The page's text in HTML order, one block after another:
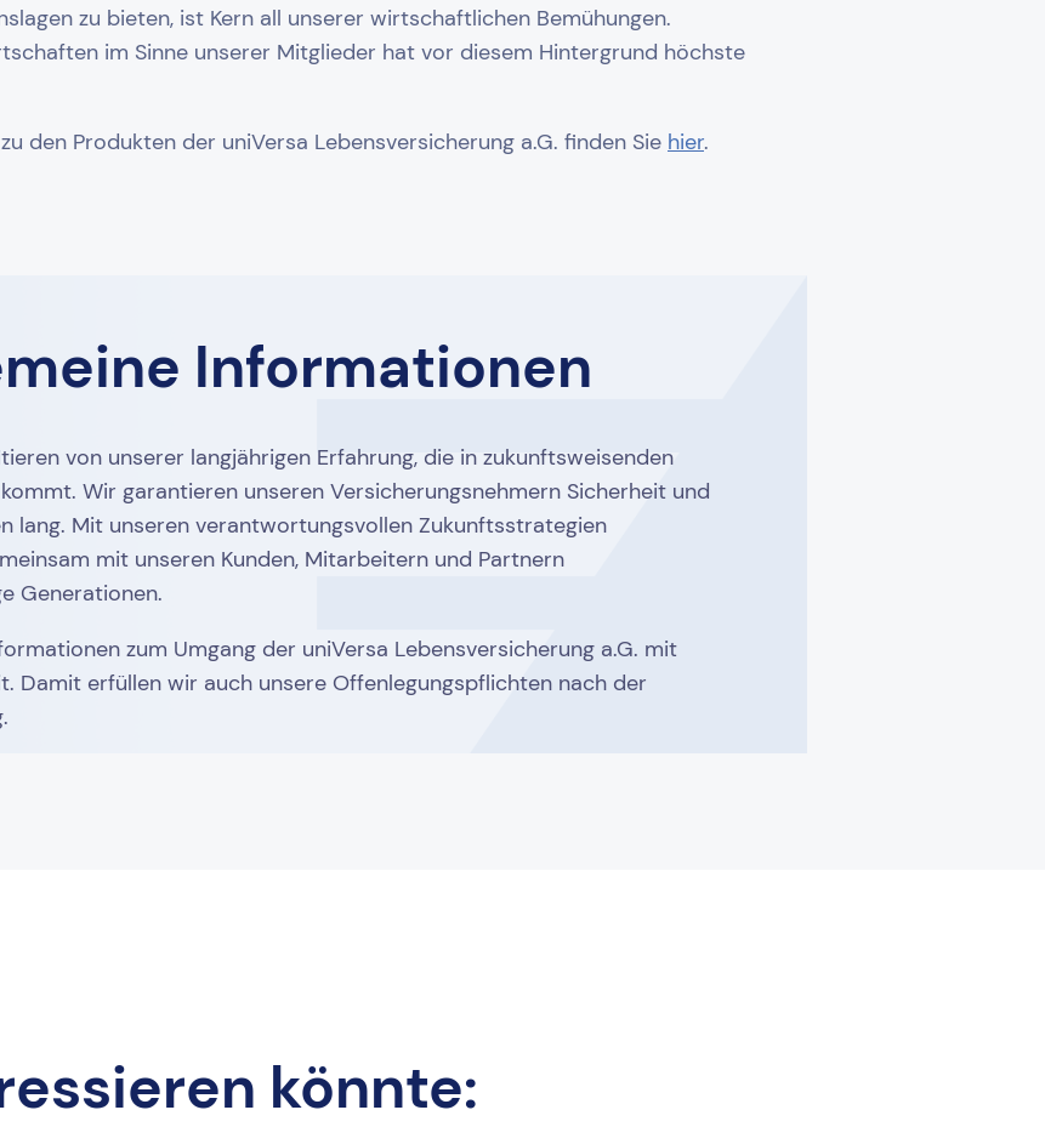
zu bieten, ist Kern all unserer wirtschaftlichen Bemühungen.
im Sinne unserer Mitglieder hat vor diesem Hintergrund höchste
den Produkten der uniVersa Lebensversicherung a.G. finden Sie hier.
Informationen
von unserer langjährigen Erfahrung, die in zukunftsweisenden
Wir garantieren unseren Versicherungsnehmern Sicherheit und
lang. Mit unseren verantwortungsvollen Zukunftsstrategien
mit unseren Kunden, Mitarbeitern und Partnern
Generationen.
zum Umgang der uniVersa Lebensversicherung a.G. mit
Damit erfüllen wir auch unsere Offenlegungspflichten nach der
könnte: